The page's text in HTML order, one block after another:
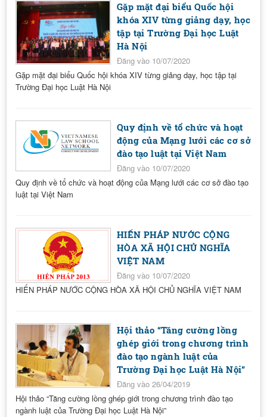
Gặp mặt đại biểu Quốc hội
khóa XIV từng giảng dạy, học
tập tại Trường Đại học Luật
Hà Nội
Đăng vào 10/07/2020
Gặp mặt đại biểu Quốc hội khóa XIV từng giảng dạy, học tập tại
Trường Đại học Luật Hà Nội
Quy định về tổ chức và hoạt
động của Mạng lưới các cơ sở
đào tạo luật tại Việt Nam
Đăng vào 10/07/2020
Quy định về tổ chức và hoạt động của Mạng lưới các cơ sở đào tạo
luật tại Việt Nam
HIẾN PHÁP NƯỚC CỘNG
HÒA XÃ HỘI CHỦ NGHĨA
VIỆT NAM
Đăng vào 10/07/2020
HIẾN PHÁP NƯỚC CỘNG HÒA XÃ HỘI CHỦ NGHĨA VIỆT NAM
Hội thảo “Tăng cường lồng
ghép giới trong chương trình
đào tạo ngành luật của
Trường Đại học Luật Hà Nội”
Đăng vào 26/04/2019
Hội thảo “Tăng cường lồng ghép giới trong chương trình đào tạo
ngành luật của Trường Đại học Luật Hà Nội”